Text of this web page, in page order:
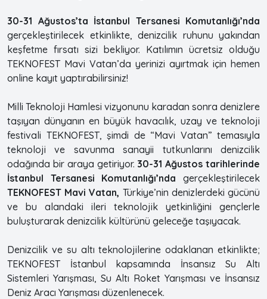
30-31 Ağustos’ta İstanbul Tersanesi Komutanlığı’nda
gerçekleştirilecek etkinlikte, denizcilik ruhunu yakından
keşfetme fırsatı sizi bekliyor. Katılımın ücretsiz olduğu
TEKNOFEST Mavi Vatan’da yerinizi ayırtmak için hemen
online kayıt yaptırabilirsiniz!
Milli Teknoloji Hamlesi vizyonunu karadan sonra denizlere
taşıyan dünyanın en büyük havacılık, uzay ve teknoloji
festivali TEKNOFEST, şimdi de “Mavi Vatan” temasıyla
teknoloji ve savunma sanayii tutkunlarını denizcilik
odağında bir araya getiriyor. 30-31 Ağustos tarihlerinde
İstanbul Tersanesi Komutanlığı’nda gerçekleştirilecek
TEKNOFEST Mavi Vatan, Türkiye’nin denizlerdeki gücünü
ve bu alandaki ileri teknolojik yetkinliğini gençlerle
buluşturarak denizcilik kültürünü geleceğe taşıyacak.
Denizcilik ve su altı teknolojilerine odaklanan etkinlikte;
TEKNOFEST İstanbul kapsamında İnsansız Su Altı
Sistemleri Yarışması, Su Altı Roket Yarışması ve İnsansız
Deniz Aracı Yarışması düzenlenecek.